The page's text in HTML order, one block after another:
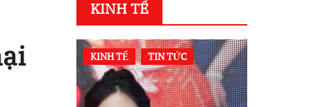
KINH TẾ
KINH TẾ TIN TỨC